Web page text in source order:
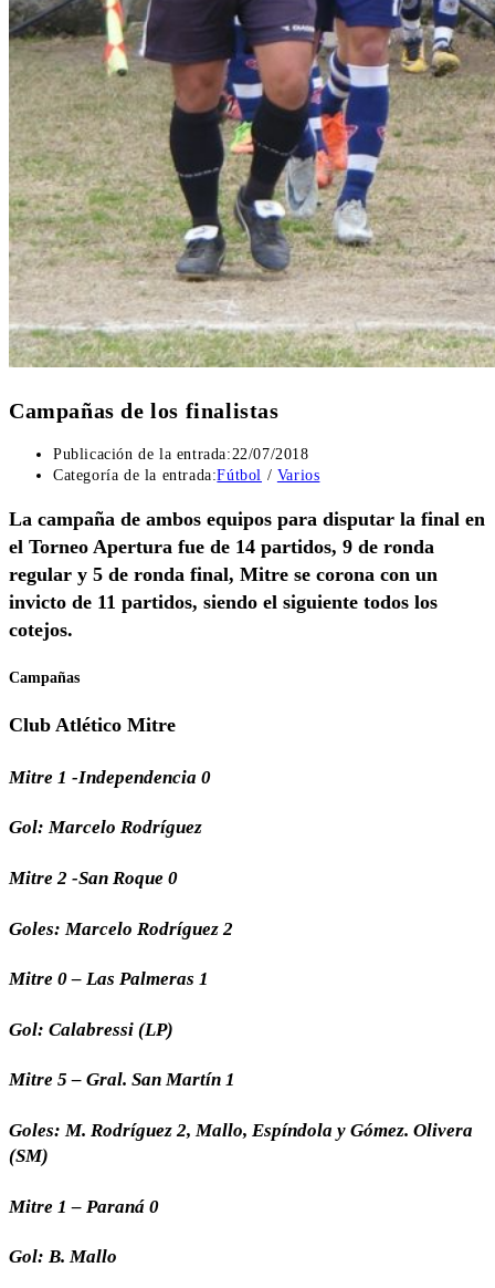
Campañas de los finalistas
Publicación de la entrada:22/07/2018
Categoría de la entrada:Fútbol / Varios
La campaña de ambos equipos para disputar la final en
el Torneo Apertura fue de 14 partidos, 9 de ronda
regular y 5 de ronda final, Mitre se corona con un
invicto de 11 partidos, siendo el siguiente todos los
cotejos.
Campañas
Club Atlético Mitre
Mitre 1 -Independencia 0
Gol: Marcelo Rodríguez
Mitre 2 -San Roque 0
Goles: Marcelo Rodríguez 2
Mitre 0 – Las Palmeras 1
Gol: Calabressi (LP)
Mitre 5 – Gral. San Martín 1
Goles: M. Rodríguez 2, Mallo, Espíndola y Gómez. Olivera
(SM)
Mitre 1 – Paraná 0
Gol: B. Mallo